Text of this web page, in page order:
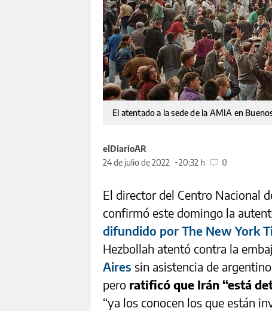
El atentado a la sede de la AMIA en
elDiarioAR
24 de julio de 2022
20:32 h 0
El director del Centro Nacional
confirmó este domingo la
difundido por The New York
Hezbollah atentó contra la
Aires sin asistencia de
pero ratificó que Irán “está
“ya los conocen los que están